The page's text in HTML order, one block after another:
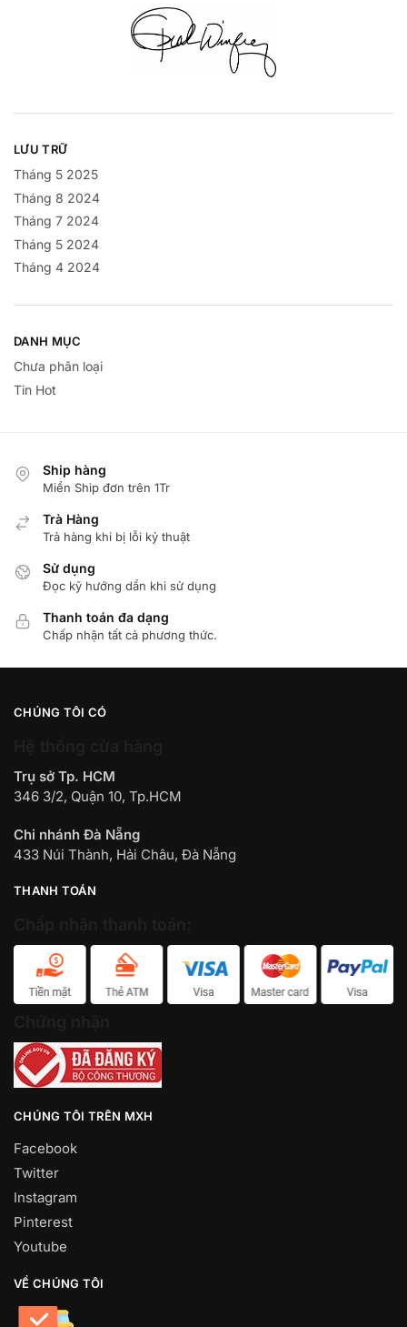
LƯU TRỮ
Tháng 5 2025
Tháng 8 2024
Tháng 7 2024
Tháng 5 2024
Tháng 4 2024
DANH MỤC
Chưa phân loại
Tin Hot
Ship hàng
Miển Ship đơn trên 1Tr
Trà Hàng
Trả hàng khi bị lỗi kỷ thuật
Sử dụng
Đọc kỹ hướng dẩn khi sử dụng
Thanh toán đa dạng
Chấp nhận tất cả phương thức.
CHÚNG TÔI CÓ
Trụ sở Tp. HCM
346 3/2, Quận 10, Tp.HCM
Chi nhánh Đà Nẵng
433 Núi Thành, Hải Châu, Đà Nẵng
THANH TOÁN
CHÚNG TÔI TRÊN MXH
Facebook
Twitter
Instagram
Pinterest
Youtube
VỀ CHÚNG TÔI